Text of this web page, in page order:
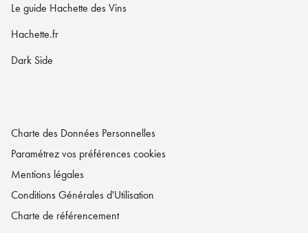
Le guide Hachette des Vins
Hachette.fr
Dark Side
Charte des Données Personnelles
Paramétrez vos préférences cookies
Mentions légales
Conditions Générales d'Utilisation
Charte de référencement